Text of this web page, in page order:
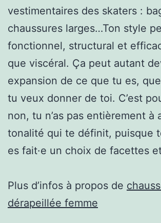
vestimentaires des skaters :
chaussures larges…Ton style
fonctionnel, structural et
que viscéral. Ça peut autant
expansion de ce que tu es, que
tu veux donner de toi. C’est
non, tu n’as pas entièrement à
tonalité qui te définit, puisque
es fait·e un choix de facettes
Plus d’infos à propos de
dérapeillée femme